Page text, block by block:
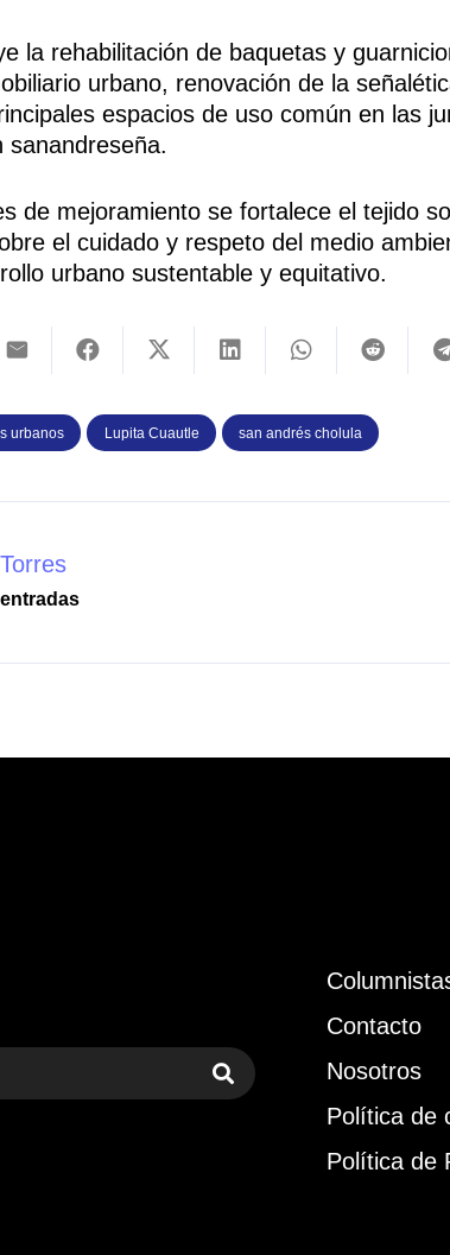
la rehabilitación de baquetas y
urbano, renovación de la
espacios de uso común en las
sanandreseña.
de mejoramiento se fortalece el tejido
el cuidado y respeto del medio
urbano sustentable y equitativo.
urbanos Lupita Cuautle san andrés cholula
Contacto
Nosotros
Política de
Política de